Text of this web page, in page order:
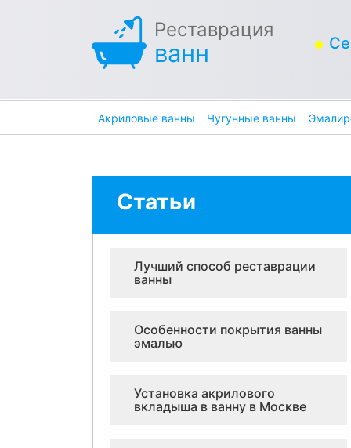
Реставрация
ванн
Акриловые ванны Чугунные ванны
Статьи
Лучший способ реставрации
ванны
Особенности покрытия ванны
эмалью
Установка акрилового
вкладыша в ванну в Москве